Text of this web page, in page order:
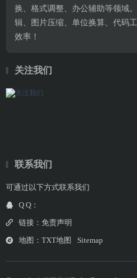
换、格式调整、办公辅助等领域
辑、图片压缩、单位换算、代码
效率！
关注我们
联系我们
可通过以下方式联系我们
Q Q：
链接： 免责声明
地图： TXT地图 Sitemap